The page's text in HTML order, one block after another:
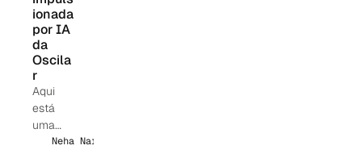
financei
ro do
Brasil,
combin
ando
tecnolo
gia
avança
da com
ionada
por IA
da
Oscila
r
Aqui
está
uma
sugestã
Neha Narkhede